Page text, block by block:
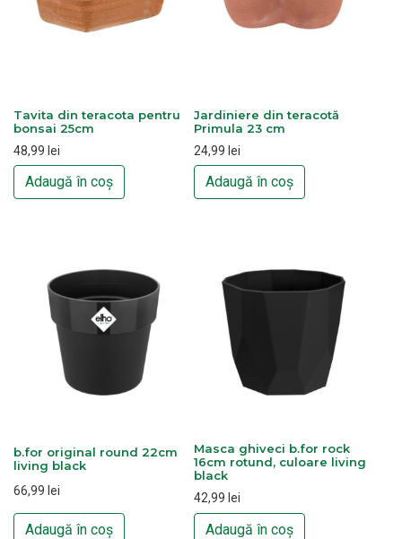
Tavita din teracota pentru
bonsai 25cm
48,99 lei
Adaugă în coș
Jardiniere din teracotă
Primula 23 cm
24,99 lei
Adaugă în coș
b.for original round 22cm
living black
66,99 lei
Adaugă în coș
Masca ghiveci b.for rock
16cm rotund, culoare living
black
42,99 lei
Adaugă în coș